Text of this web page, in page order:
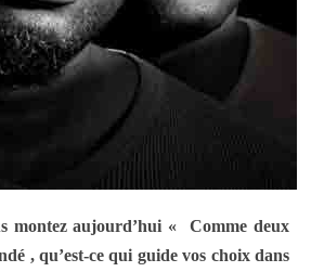
montez aujourd’hui « Comme deux
, qu’est-ce qui guide vos choix dans